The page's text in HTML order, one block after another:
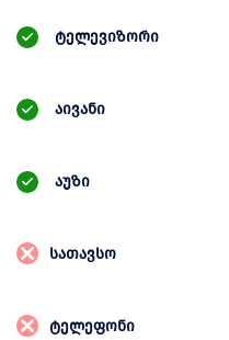
ტელევიზორი
აივანი
აუზი
სათავსო
ტელეფონი